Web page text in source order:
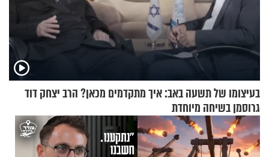
בעיצומו של תשעה באב: איך מתקדמים מכאן? הרב יצחק דוד
גרוסמן בשיחה מיוחדת